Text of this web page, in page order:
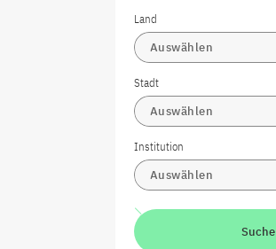
Land
Auswählen
Stadt
Auswählen
Institution
Auswählen
Suche